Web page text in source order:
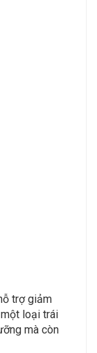
trợ giảm
loại trái
mà còn